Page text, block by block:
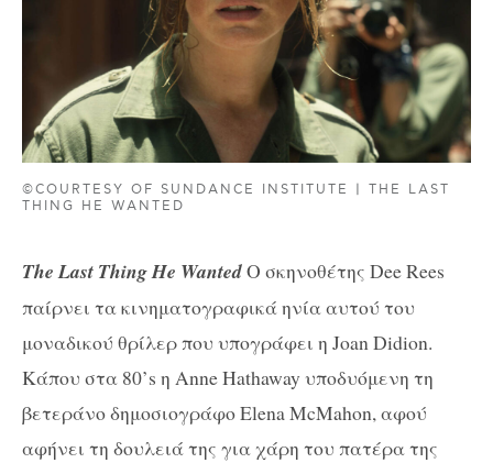
©COURTESY OF SUNDANCE INSTITUTE | THE LAST
THING HE WANTED
The Last Thing He WantedΟ σκηνοθέτης Dee Rees
παίρνει τα κινηματογραφικά ηνία αυτού του
μοναδικού θρίλερ που υπογράφει η Joan Didion.
Κάπου στα 80’s η Anne Hathaway υποδυόμενη τη
βετεράνο δημοσιογράφο Elena McMahon, αφού
αφήνει τη δουλειά της για χάρη του πατέρα της